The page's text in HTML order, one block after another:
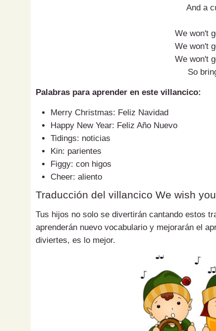
And a
We won't
We won't
We won't
So
Palabras para aprender en este villancico:
Merry Christmas: Feliz Navidad
Happy New Year: Feliz Año Nuevo
Tidings: noticias
Kin: parientes
Figgy: con higos
Cheer: aliento
Traducción del villancico We wish
Tus hijos no solo se divertirán cantando estos
aprenderán nuevo vocabulario y mejorarán el
diviertes, es lo mejor.